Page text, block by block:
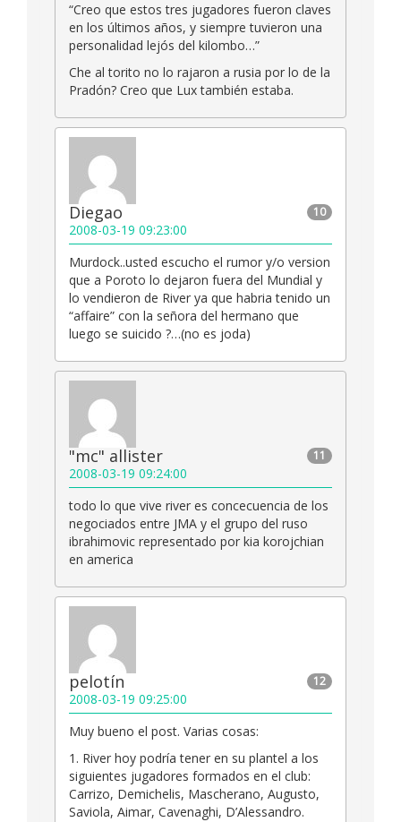
“Creo que estos tres jugadores fueron claves
en los últimos años, y siempre tuvieron una
personalidad lejós del kilombo…”
Che al torito no lo rajaron a rusia por lo de la
Pradón? Creo que Lux también estaba.
10
Diegao
2008-03-19 09:23:00
Murdock..usted escucho el rumor y/o version
que a Poroto lo dejaron fuera del Mundial y
lo vendieron de River ya que habria tenido un
“affaire” con la señora del hermano que
luego se suicido ?…(no es joda)
11
"mc" allister
2008-03-19 09:24:00
todo lo que vive river es concecuencia de los
negociados entre JMA y el grupo del ruso
ibrahimovic representado por kia korojchian
en america
12
pelotín
2008-03-19 09:25:00
Muy bueno el post. Varias cosas:
1. River hoy podría tener en su plantel a los
siguientes jugadores formados en el club:
Carrizo, Demichelis, Mascherano, Augusto,
Saviola, Aimar, Cavenaghi, D’Alessandro.